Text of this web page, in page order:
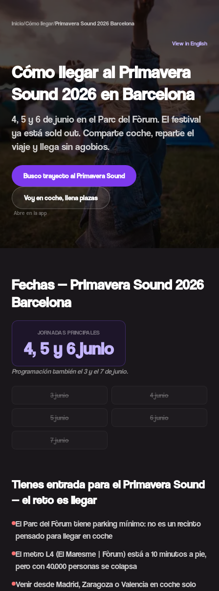
Inicio/Cómo llegar/Primavera Sound 2026 Barcelona
View in English
Cómo llegar al Primavera
Sound 2026 en Barcelona
4, 5 y 6 de junio en el Parc del Fòrum. El festival
ya está sold out. Comparte coche, reparte el
viaje y llega sin agobios.
Busco trayecto al Primavera Sound
Voy en coche, llena plazas
Abre en la app
Fechas — Primavera Sound 2026
Barcelona
JORNADAS PRINCIPALES
4, 5 y 6 junio
Programación también el 3 y el 7 de junio.
3 junio 4 junio
5 junio 6 junio
7 junio
Tienes entrada para el Primavera Sound
— el reto es llegar
El Parc del Fòrum tiene parking mínimo: no es un recinto
pensado para llegar en coche
El metro L4 (El Maresme | Fòrum) está a 10 minutos a pie,
pero con 40.000 personas se colapsa
Venir desde Madrid, Zaragoza o Valencia en coche solo